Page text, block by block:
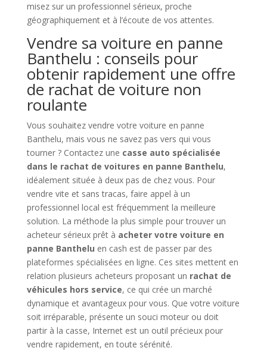
misez sur un professionnel sérieux, proche
géographiquement et à l’écoute de vos attentes.
Vendre sa voiture en panne
Banthelu : conseils pour
obtenir rapidement une offre
de rachat de voiture non
roulante
Vous souhaitez vendre votre voiture en panne
Banthelu, mais vous ne savez pas vers qui vous
tourner ? Contactez une casse auto spécialisée
dans le rachat de voitures en panne Banthelu,
idéalement située à deux pas de chez vous. Pour
vendre vite et sans tracas, faire appel à un
professionnel local est fréquemment la meilleure
solution. La méthode la plus simple pour trouver un
acheteur sérieux prêt à acheter votre voiture en
panne Banthelu en cash est de passer par des
plateformes spécialisées en ligne. Ces sites mettent en
relation plusieurs acheteurs proposant un rachat de
véhicules hors service, ce qui crée un marché
dynamique et avantageux pour vous. Que votre voiture
soit irréparable, présente un souci moteur ou doit
partir à la casse, Internet est un outil précieux pour
vendre rapidement, en toute sérénité.